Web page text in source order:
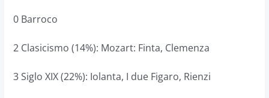
0 Barroco
2 Clasicismo (14%): Mozart: Finta, Clemenza
3 Siglo XIX (22%): Iolanta, I due Figaro, Rienzi